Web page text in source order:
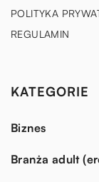
POLITYKA
REGULAMIN
KATEGORIE
Biznes
Branża adult